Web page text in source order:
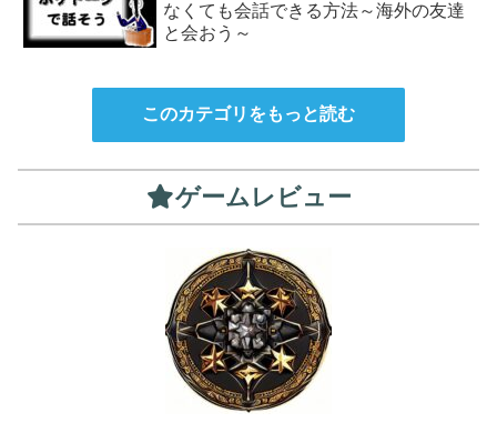
なくても会話できる方法～海外の友達
と会おう～
このカテゴリをもっと読む
ゲームレビュー